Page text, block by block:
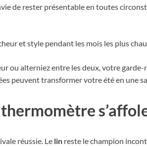
de rester présentable en toutes
et style pendant les mois les plus
ou alterniez entre les deux, votre
peuvent transformer votre été en une
réussie. Le lin reste le champion